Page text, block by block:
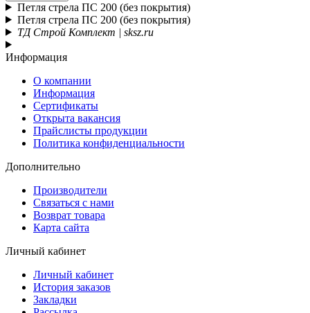
Петля стрела ПС 200 (без покрытия)
Петля стрела ПС 200 (без покрытия)
ТД Строй Комплект | sksz.ru
Информация
О компании
Информация
Сертификаты
Открыта вакансия
Прайслисты продукции
Политика конфиденциальности
Дополнительно
Производители
Связаться с нами
Возврат товара
Карта сайта
Личный кабинет
Личный кабинет
История заказов
Закладки